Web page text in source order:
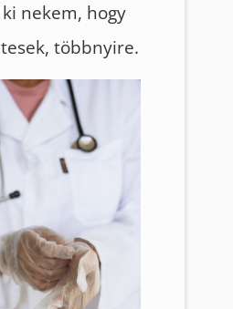
nekem, hogy
többnyire.